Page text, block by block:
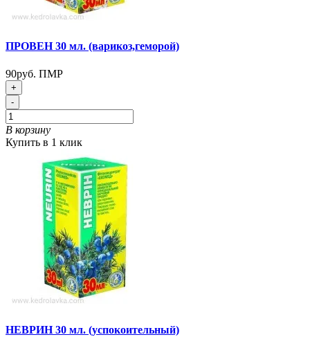
ПРОВЕН 30 мл. (варикоз,геморой)
90руб. ПМР
+
-
В корзину
Купить в 1 клик
НЕВРИН 30 мл. (успокоительный)